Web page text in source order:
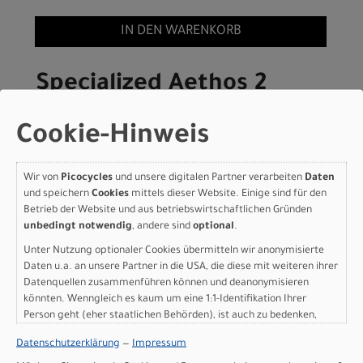
IN DEN WARENKORB
Specialized Aethos 2
Carbon SATIN NEBULA
METALLIC / BURNT GOLD
METALLIC 49
Modelljahr 2026
Nicht im Laden verfügbar - Jetzt anfragen!
Art.Nr. 77226-7049
Farbe: SATIN NEBULA METALLIC / BURNT GOLD METALLIC
Grösse: 49
pro Stück (inkl. MwSt. zzgl.Versandkosten für
Grossartikel)
Cookie-Hinweis
Wir von Picocycles und unsere digitalen Partner verarbeiten Daten
und speichern Cookies mittels dieser Website. Einige sind für den
Betrieb der Website und aus betriebswirtschaftlichen Gründen
unbedingt notwendig, andere sind optional.
Unter Nutzung optionaler Cookies übermitteln wir anonymisierte
Daten u.a. an unsere Partner in die USA, die diese mit weiteren ihrer
Datenquellen zusammenführen können und deanonymisieren
könnten. Wenngleich es kaum um eine 1:1-Identifikation Ihrer
Person geht (eher staatlichen Behörden), ist auch zu bedenken,
sind wie bei uns in der Europäischen Union.
Datenschutzerklärung — Impressum